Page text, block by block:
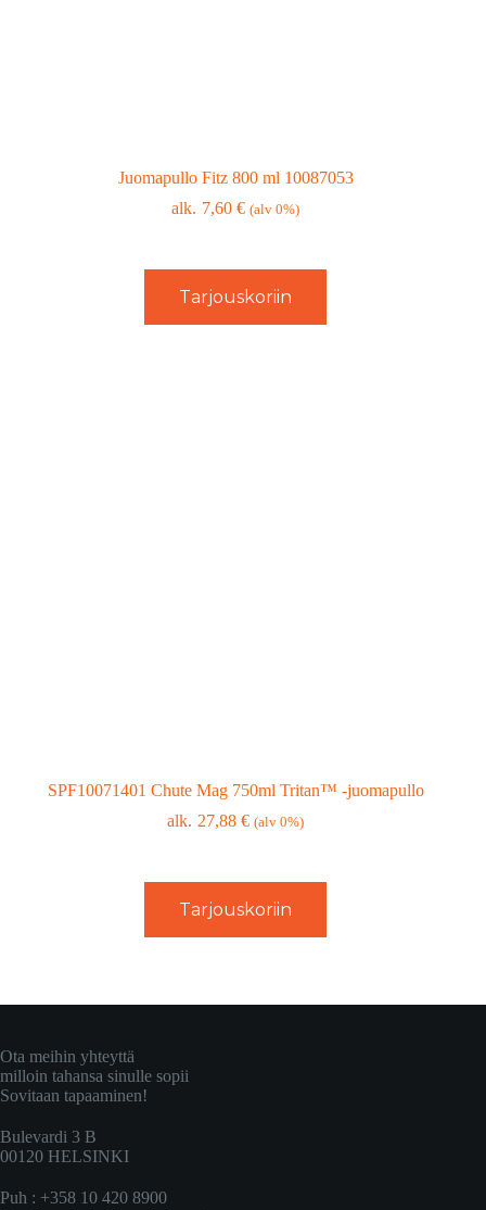
Juomapullo Fitz 800 ml 10087053
7,60€ (alv 0%)
Tarjouskoriin
SPF10071401 Chute Mag 750ml Tritan™ -juomapullo
27,88€ (alv 0%)
Tarjouskoriin
Ota meihin yhteyttä
milloin tahansa sinulle sopii
Sovitaan tapaaminen!
Bulevardi 3 B
00120 HELSINKI
Puh : +358 10 420 8900